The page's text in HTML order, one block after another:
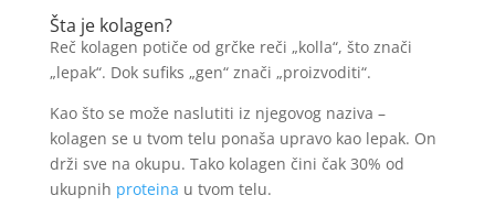
Šta je kolagen?
Reč kolagen potiče od grčke reči „kolla“, što znači
„lepak“. Dok sufiks „gen“ znači „proizvoditi“.
Kao što se može naslutiti iz njegovog naziva –
kolagen se u tvom telu ponaša upravo kao lepak. On
drži sve na okupu. Tako kolagen čini čak 30% od
ukupnih proteina u tvom telu.